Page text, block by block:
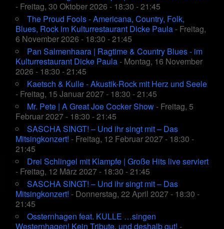
- Freitag, 30 Oktober 2026 - 18:30 - 21:45
The Proud Fools - Americana, Country, Folk,
Blues, Rock im Kulturrestaurant Dicke Paula- Freitag,
6 November 2026 - 18:30 - 21:45
Pan Salmenhaara | Ragtime & Country Blues - im
Kulturrestaurant Dicke Paula- Montag, 16 November
2026 - 18:30 - 21:45
Kaetsch & Kulle - Akustik-Rock mit Herz und Seele
- Freitag, 15 Januar 2027 - 18:30 - 21:45
Mr. Pete | A Great Joe Cocker Show- Freitag, 5
Februar 2027 - 18:30 - 21:45
SASCHA SINGT! – Und ihr singt mit – Das
Mitsingkonzert! - Freitag, 12 Februar 2027 - 18:30 -
21:45
Drei Schlingel mit Klampfe | Große Hits live serviert
- Freitag, 12 März 2027 - 18:30 - 21:45
SASCHA SINGT! – Und ihr singt mit – Das
Mitsingkonzert! - Donnerstag, 22 April 2027 - 18:30 -
21:45
Ossternhagen feat. KULLE …singen
Westernhagen! Kein Tribute, und deshalb gut! -